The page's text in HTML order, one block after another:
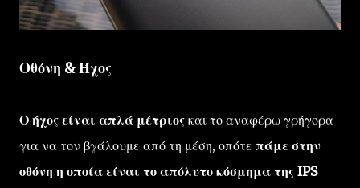
Οθόνη & Ήχος
Ο ήχος είναι απλά μέτριος και το αναφέρω γρήγορα
για να τον βγάλουμε από τη μέση, οπότε πάμε στην
οθόνη η οποία είναι το απόλυτο κόσμημα της IPS